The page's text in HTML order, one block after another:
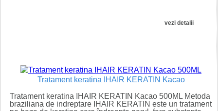
vezi detalii
Tratament keratina IHAIR KERATIN Kacao
Tratament keratina IHAIR KERATIN Kacao 500ML Metoda
braziliana de indreptare IHAIR KERATIN este un tratament